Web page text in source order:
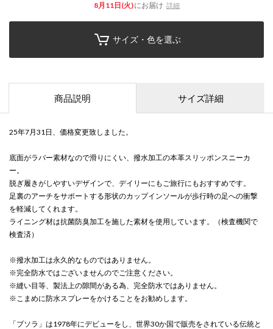
8月11日(火)にお届け 詳細
サイズ・色を選ぶ
商品説明 サイズ詳細
25年7月31日、価格変更致しました。
底面がラバー素材なので滑りにくい、撥水加工の本革スリッポンスニーカ
ー。
脱ぎ履きがしやすいデザインで、デイリーにもご旅行にもおすすめです。
足裏のアーチをサポートする形状のカップインソールが歩行時の足への衝撃
を軽減してくれます。
ライニング材は抗菌防臭加工を施した素材を使用しています。（検査機関で
検査済）
※撥水加工は永久的なものではありません。
※完全防水ではございませんのでご注意ください。
※縫い目等、製法上の隙間がある為、完全防水ではありません。
※こまめに防水スプレーをかけることをお勧めします。
「ブソラ」は1978年にデビューをし、世界30か国で販売をされている伝統と